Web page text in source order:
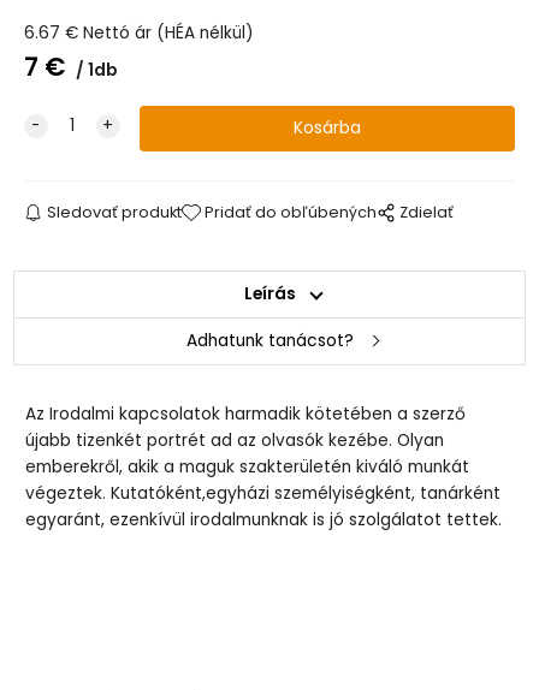
6.67 € Nettó ár (HÉA nélkül)
7 € 1db
Sledovať produkt Pridať do obľúbených Zdielať
Leírás
Adhatunk tanácsot?
Az Irodalmi kapcsolatok harmadik kötetében a szerző
újabb tizenkét portrét ad az olvasók kezébe. Olyan
emberekről, akik a maguk szakterületén kiváló munkát
végeztek. Kutatóként,egyházi személyiségként, tanárként
egyaránt, ezenkívül irodalmunknak is jó szolgálatot tettek.